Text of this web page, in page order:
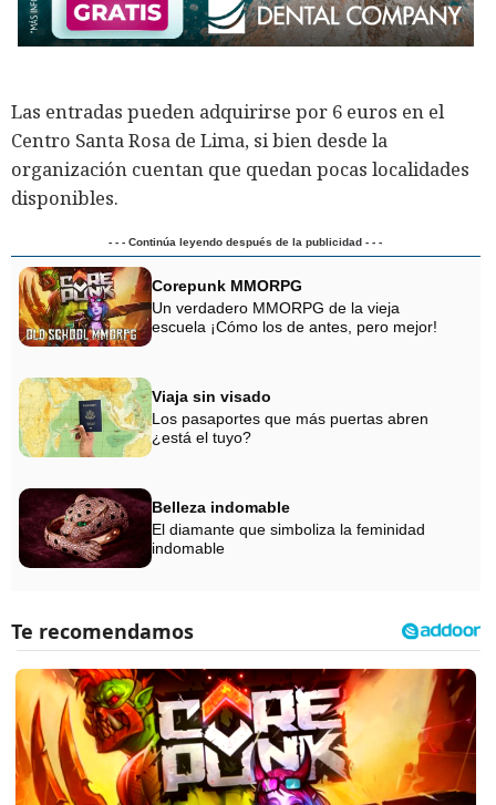
Las entradas pueden adquirirse por 6 euros en el
Centro Santa Rosa de Lima, si bien desde la
organización cuentan que quedan pocas localidades
disponibles.
- - - Continúa leyendo después de la publicidad - - -
Corepunk MMORPG
Un verdadero MMORPG de la vieja
escuela ¡Cómo los de antes, pero mejor!
Viaja sin visado
Los pasaportes que más puertas abren
¿está el tuyo?
Belleza indomable
El diamante que simboliza la feminidad
indomable